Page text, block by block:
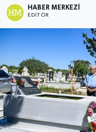
HABER MERKEZI
EDITÖR
GAZİMAĞUSA
GİRNE
GÜNDEM
GÜNEY KIBRIS